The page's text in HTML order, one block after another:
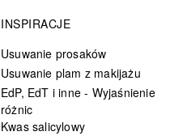
INSPIRACJE
Usuwanie prosaków
Usuwanie plam z makijażu
EdP, EdT i inne - Wyjaśnienie
różnic
Kwas salicylowy